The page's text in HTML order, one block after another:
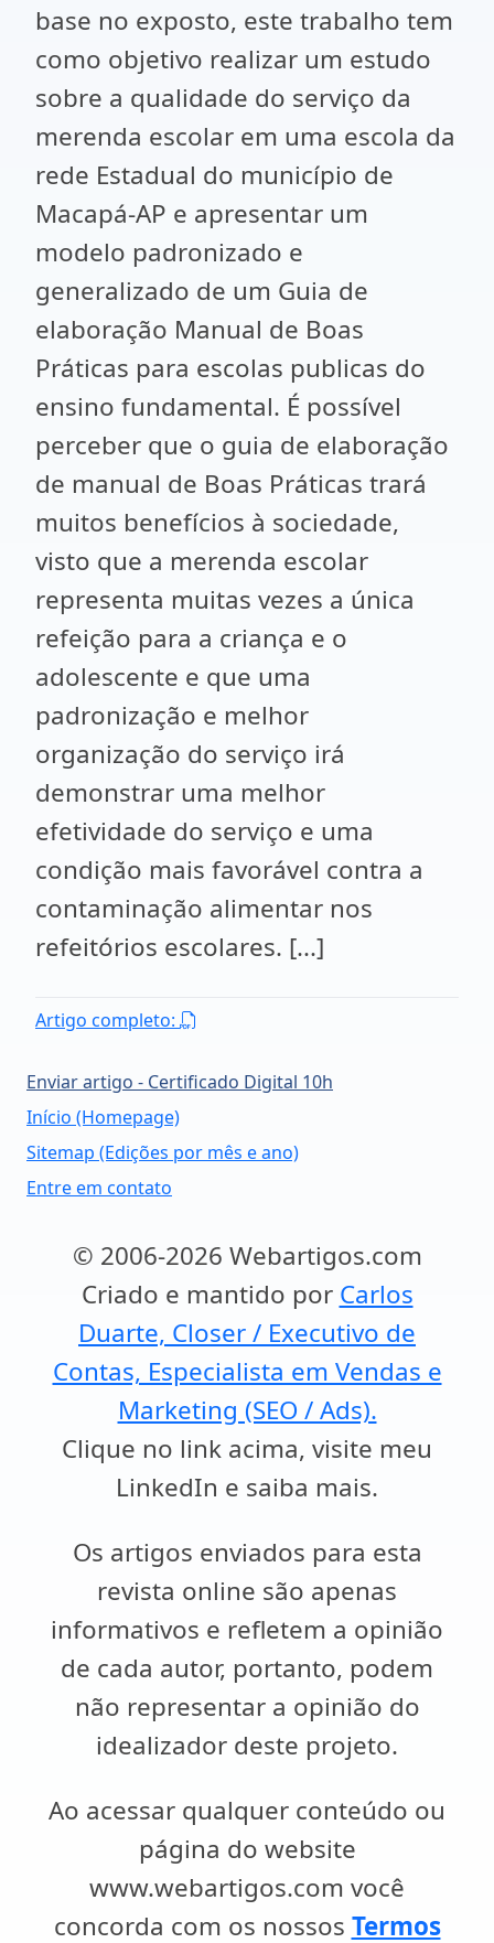
base no exposto, este trabalho tem
como objetivo realizar um estudo
sobre a qualidade do serviço da
merenda escolar em uma escola da
rede Estadual do município de
Macapá-AP e apresentar um
modelo padronizado e
generalizado de um Guia de
elaboração Manual de Boas
Práticas para escolas publicas do
ensino fundamental. É possível
perceber que o guia de elaboração
de manual de Boas Práticas trará
muitos benefícios à sociedade,
visto que a merenda escolar
representa muitas vezes a única
refeição para a criança e o
adolescente e que uma
padronização e melhor
organização do serviço irá
demonstrar uma melhor
efetividade do serviço e uma
condição mais favorável contra a
contaminação alimentar nos
refeitórios escolares. [...]
Artigo completo:
Enviar artigo - Certificado Digital 10h
Início (Homepage)
Sitemap (Edições por mês e ano)
Entre em contato
© 2006-2026 Webartigos.com
Criado e mantido por Carlos
Duarte, Closer / Executivo de
Contas, Especialista em Vendas e
Marketing (SEO / Ads).
Clique no link acima, visite meu
LinkedIn e saiba mais.
Os artigos enviados para esta
revista online são apenas
informativos e refletem a opinião
de cada autor, portanto, podem
não representar a opinião do
idealizador deste projeto.
Ao acessar qualquer conteúdo ou
página do website
www.webartigos.com você
concorda com os nossos Termos